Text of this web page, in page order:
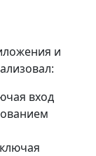
и
вход